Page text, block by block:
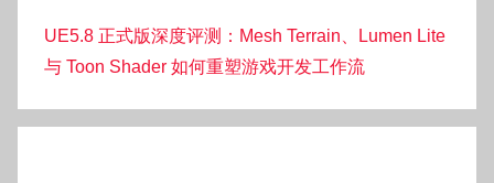
UE5.8 正式版深度评测：Mesh Terrain、Lumen Lite
与 Toon Shader 如何重塑游戏开发工作流